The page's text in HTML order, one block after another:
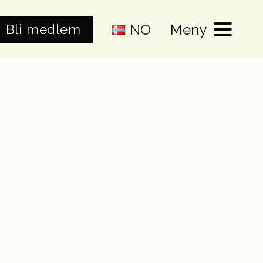
Bli medlem NO Meny